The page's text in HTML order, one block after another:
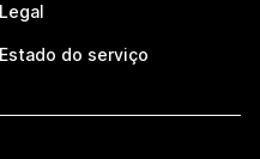
Legal
Estado do serviço